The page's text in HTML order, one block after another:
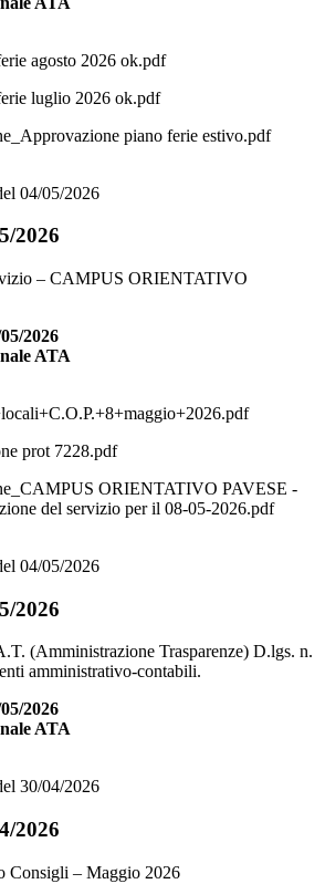
agosto 2026 ok.pdf
luglio 2026 ok.pdf
piano ferie estivo.pdf
04/05/2026
2026
– CAMPUS ORIENTATIVO
2026
ATA
prot 7228.pdf
ORIENTATIVO PAVESE -
del servizio per il 08-05-2026.pdf
04/05/2026
2026
(Amministrazione Trasparenze) D.lgs. n.
amministrativo-contabili.
2026
ATA
30/04/2026
2026
Consigli – Maggio 2026